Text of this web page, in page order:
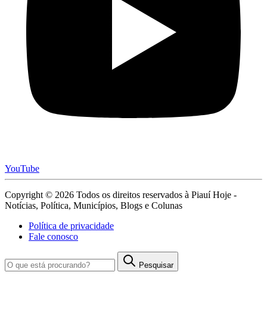
YouTube
Copyright © 2026 Todos os direitos reservados à Piauí Hoje -
Notícias, Política, Municípios, Blogs e Colunas
Política de privacidade
Fale conosco
Pesquisar